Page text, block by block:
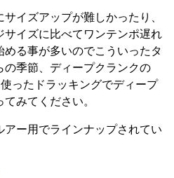
イズアップが難しかったり、
イズに比べてワンテンポ遅れ
る事が多いのでこういったタ
季節、ディープクランクの
ったドラッキングでディープ
みてください。
アー用でラインナップされてい